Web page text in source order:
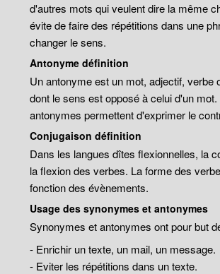
d'autres mots qui veulent dire la même
évite de faire des répétitions dans une
changer le sens.
Antonyme définition
Un antonyme est un mot, adjectif, verbe
dont le sens est opposé à celui d'un mot.
antonymes permettent d'exprimer le
Conjugaison définition
Dans les langues dîtes flexionnelles, la
la flexion des verbes. La forme des
fonction des évènements.
Usage des synonymes et antonymes
Synonymes et antonymes ont pour but
- Enrichir un texte, un mail, un message.
- Eviter les répétitions dans un texte.